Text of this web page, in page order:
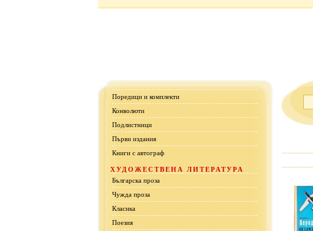
Поредици и комплекти
Конволюти
Подлистници
Първи издания
Книги с автограф
ХУДОЖЕСТВЕНА ЛИТЕРАТУРА
Българска проза
Чужда проза
Класика
Поезия